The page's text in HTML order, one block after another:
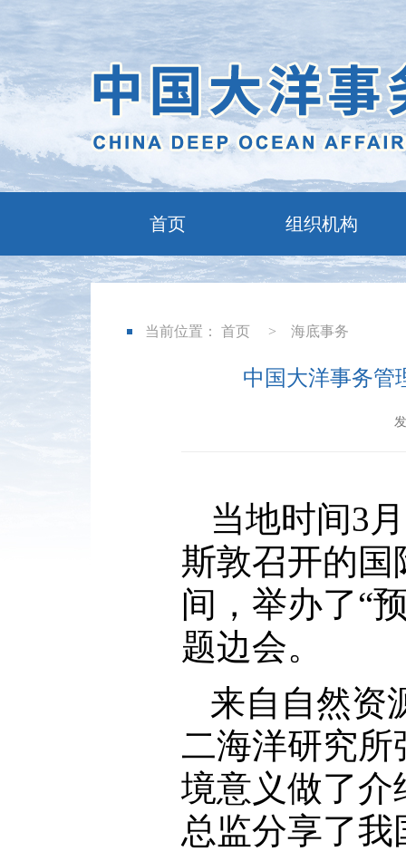
首页 组织机构
当前位置： 首页 > 海底事务
中国大洋事务管
当地时间3
斯敦召开的国
间，举办了“
题边会。
来自自然资
二海洋研究所
境意义做了介
总监分享了我